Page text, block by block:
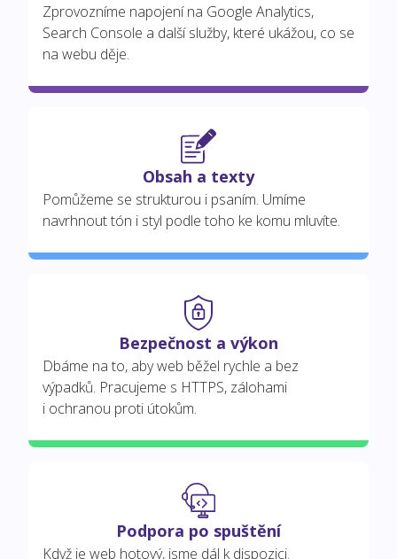
Zprovozníme napojení na Google Analytics,
Search Console a další služby, které ukážou, co se
na webu děje.
Obsah a texty
Pomůžeme se strukturou i psaním. Umíme
navrhnout tón i styl podle toho ke komu mluvíte.
Bezpečnost a výkon
Dbáme na to, aby web běžel rychle a bez
výpadků. Pracujeme s HTTPS, zálohami
i ochranou proti útokům.
Podpora po spuštění
Když je web hotový, jsme dál k dispozici.